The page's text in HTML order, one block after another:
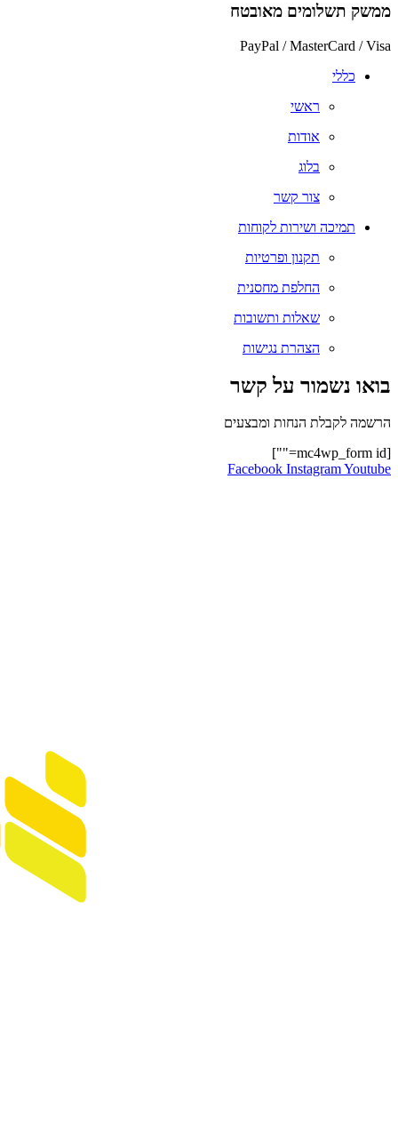
ממשק תשלומים מאובטח
PayPal / MasterCard / Visa
כללי
ראשי
אודות
בלוג
צור קשר
תמיכה ושירות לקוחות
תקנון ופרטיות
החלפת מחסנית
שאלות ותשובות
הצהרת נגישות
בואו נשמור על קשר
הרשמה לקבלת הנחות ומבצעים
[mc4wp_form id=""]
Facebook InstagramYoutube